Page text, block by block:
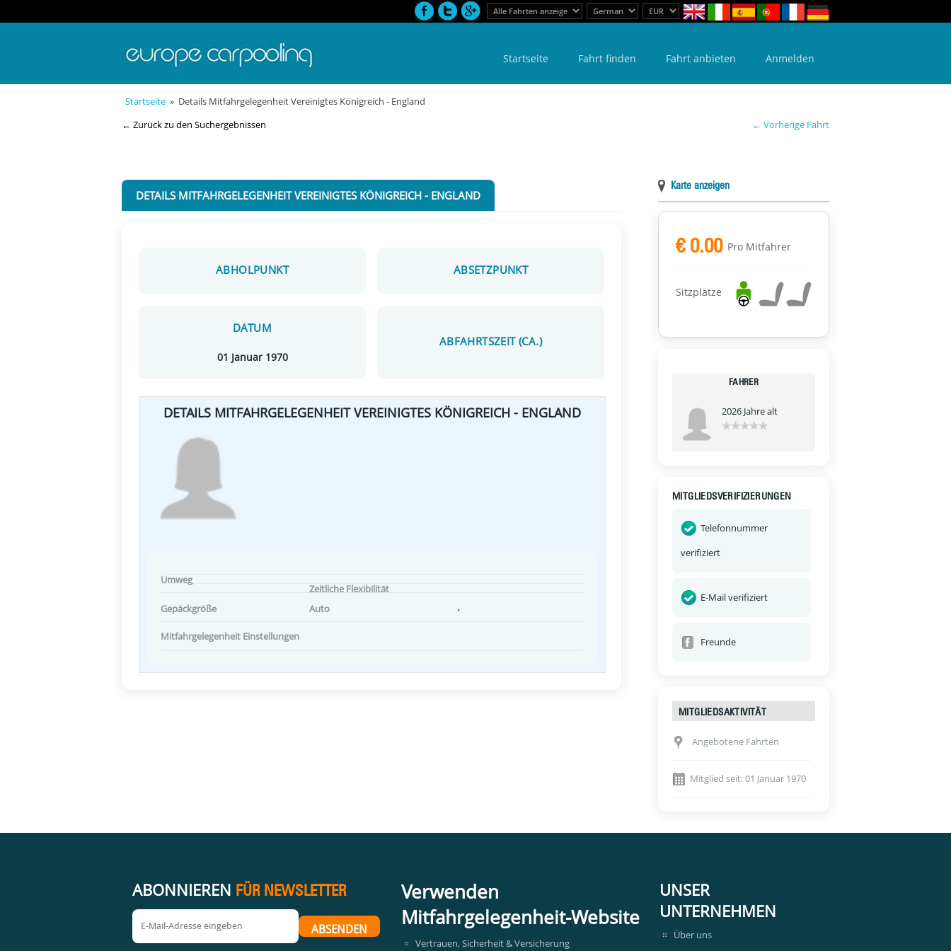
Startseite Fahrt finden Fahrt anbieten Anmelden
Startseite » Details Mitfahrgelegenheit Vereinigtes Königreich - England
← Zurück zu den Suchergebnissen
← Vorherige Fahrt
DETAILS MITFAHRGELEGENHEIT VEREINIGTES KÖNIGREICH - ENGLAND
ABHOLPUNKT ABSETZPUNKT
DATUM
01 Januar 1970
ABFAHRTSZEIT (CA.)
DETAILS MITFAHRGELEGENHEIT VEREINIGTES KÖNIGREICH - ENGLAND
Umweg
Zeitliche Flexibilität
Gepäckgröße
Auto ,
Mitfahrgelegenheit Einstellungen
Karte anzeigen
€ 0.00 Pro Mitfahrer
Sitzplätze
FAHRER
2026 Jahre alt
MITGLIEDSVERIFIZIERUNGEN
Telefonnummer
verifiziert
E-Mail verifiziert
Freunde
MITGLIEDSAKTIVITÄT
Angebotene Fahrten
Mitglied seit: 01 Januar 1970
ABONNIEREN FÜR NEWSLETTER
Verwenden
Mitfahrgelegenheit-Website
Vertrauen, Sicherheit & Versicherung
UNSER
UNTERNEHMEN
Über uns